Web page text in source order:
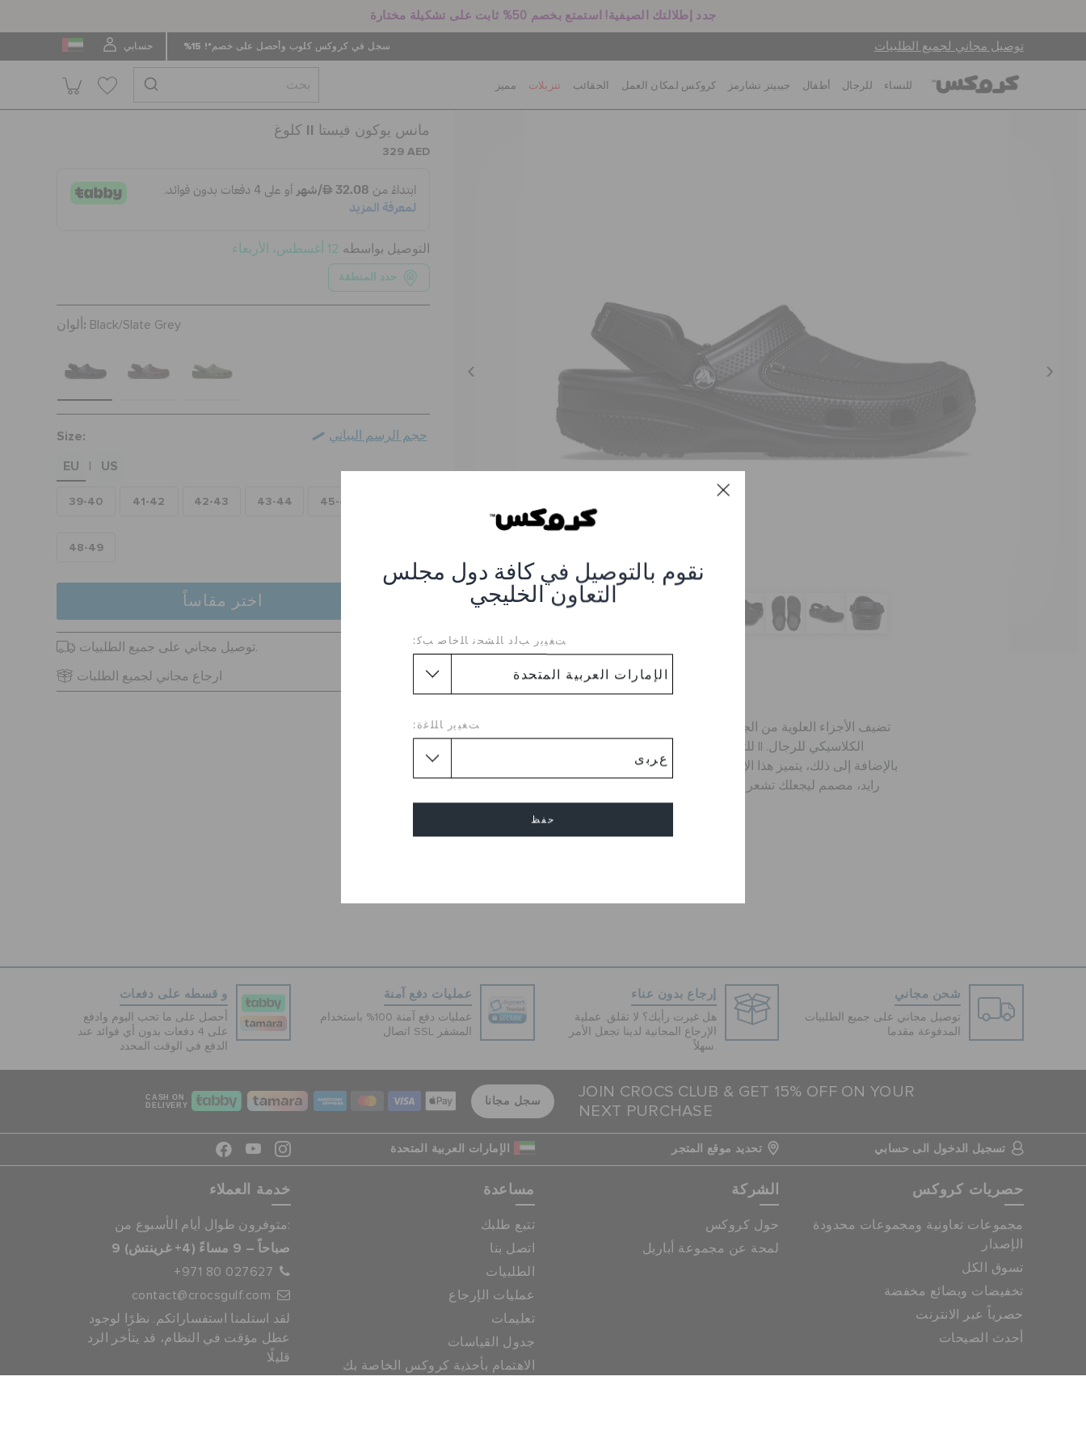
جدد إطلالتك الصيفية! استمتع بخصم 50% ثابت على تشكيلة مختارة
توصيل مجاني لجميع الطلبيات سجل في كروكس كلوب وأحصل على خصم*! 15% حسابي
نقوم بالتوصيل في كافة دول مجلس
التعاون الخليجي
ﺖﻐﻴﻳﺭ ﺐﻟﺩ ﺎﻠﺸﺤﻧ ﺎﻠﺧﺎﺻ ﺐﻛ:
ﺖﻐﻴﻳﺭ ﺎﻠﻠﻏﺓ:
حفظ
للنساء للرجال أطفال جيبيتز تشارمز كروكس لمكان العمل الحقائب تنزيلات مميز
كلوغ II مانس يوكون فيستا
329 AED
التوصيل بواسطه 12 أغسطس، الأربعاء
حدد المنطقة
ألوان: Black/Slate Grey
Size:
EU
| US
39-40 41-42 42-43 43-44 45-46
48-49
حجم الرسم البياني
اختر مقاساً
توصيل مجاني على جميع الطلبيات.
ارجاع مجاني لجميع الطلبات كلوغ II مانس يوكون فيستا
تضيف الأجزاء العلوية من الجلد الصناعي وأشرطة الكعب القابلة
للتعديل المتانة إلى كلوغ يوكون فيستا II الكلاسيكي للرجال.
بالإضافة إلى ذلك، يتميز هذا الإصدار بوسادة قدم من الإسفنج لايت
رايد، مصمم ليجعلك تشعر بالإثارة مع كل خطوة . قفل بخطاف
وحلقة يدور للأمام.
شحن مجاني
توصيل مجاني على جميع الطلبيات
المدفوعة مقدما
إرجاع بدون عناء
هل غيرت رأيك؟ لا تقلق. عملية
الإرجاع المجانية لدينا تجعل الأمر
عمليات دفع آمنة
عمليات دفع آمنة 100% باستخدام
اتصال SSL المشفر
و قسطه على دفعات
أحصل على ما تحب اليوم وادفع
على 4 دفعات بدون أي فوائد عند
الدفع في الوقت المحدد
JOIN CROCS CLUB & GET 15% OFF ON YOUR
NEXT PURCHASE
سجل مجانا
CASH ON
DELIVERY
تسجيل الدخول الى حسابي تحديد موقع المتجر الإمارات العربية المتحدة
حصريات كروكس
مجموعات تعاونية ومجموعات محدودة
الإصدار
تسوق الكل
تخفيضات وبضائع مخفضة
حصرياً عبر الانترنت
أحدث الصيحات
الشركة
حول كروكس
لمحة عن مجموعة أباريل
مساعدة
تتبع طلبك
اتصل بنا
الطلبيات
عمليات الإرجاع
تعليمات
جدول القياسات
الاهتمام بأحذية كروكس الخاصة بك
خدمة العملاء
متوفرون طوال أيام الأسبوع من:
9 صباحاً – 9 مساءً (4+ غرينتش)
+971 80 027627
contact@crocsgulf.com
لقد استلمنا استفساراتكم. نظرًا لوجود
عطل مؤقت في النظام، قد يتأخر الرد
قليلًا